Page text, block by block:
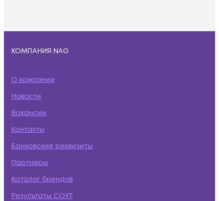
КОМПАНИЯ NAG
О компании
Новости
Вакансии
Контакты
Банковские реквизиты
Партнеры
Каталог брендов
Результаты СОУТ